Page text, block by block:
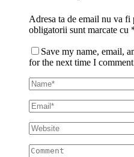
Adresa ta de email nu va fi
obligatorii sunt marcate cu
Save my name, email,
for the next time I